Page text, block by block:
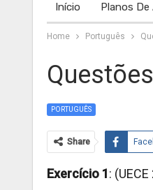
Início Planos De
Home Português
PORTUGUÊS
Share
Exercício 1: